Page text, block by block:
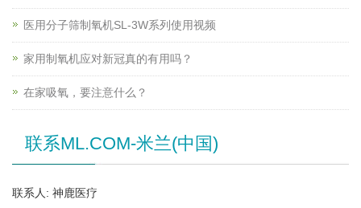
医用分子筛制氧机SL-3W系列使用视频
家用制氧机应对新冠真的有用吗？
在家吸氧，要注意什么？
联系ML.COM-米兰(中国)
联系人: 神鹿医疗